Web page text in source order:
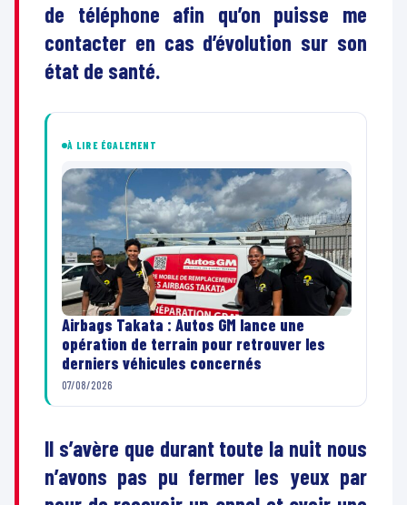
de téléphone afin qu’on puisse me
contacter en cas d’évolution sur son
état de santé.
À LIRE ÉGALEMENT
Airbags Takata : Autos GM lance une
opération de terrain pour retrouver les
derniers véhicules concernés
07/08/2026
Il s’avère que durant toute la nuit nous
n’avons pas pu fermer les yeux par